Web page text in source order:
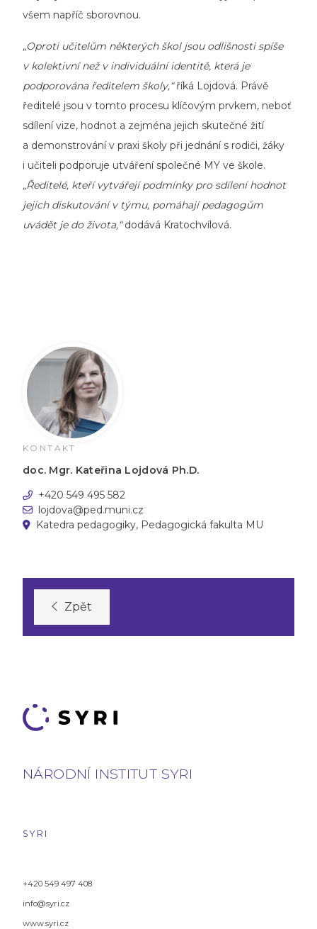
všem napříč sborovnou.
„Oproti učitelům některých škol jsou odlišnosti spíše
v kolektivní než v individuální identitě, která je
podporována ředitelem školy,“říká Lojdová. Právě
ředitelé jsou v tomto procesu klíčovým prvkem, neboť
sdílení vize, hodnot a zejména jejich skutečné žití
a demonstrování v praxi školy při jednání s rodiči, žáky
i učiteli podporuje utváření společné MY ve škole.
„Ředitelé, kteří vytvářejí podmínky pro sdílení hodnot
jejich diskutování v týmu, pomáhají pedagogům
uvádět je do života,“dodává Kratochvílová.
KONTAKT
doc. Mgr. Kateřina Lojdová Ph.D.
+420 549 495 582
lojdova@ped.muni.cz
Katedra pedagogiky, Pedagogická fakulta MU
Zpět
NÁRODNÍ INSTITUT SYRI
SYRI
+420 549 497 408
info@syri.cz
www.syri.cz